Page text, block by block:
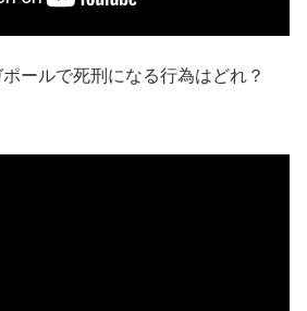
ポールで死刑になる行為はどれ？